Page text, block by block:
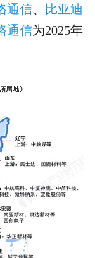
通信、
比亚迪
通信为2025年